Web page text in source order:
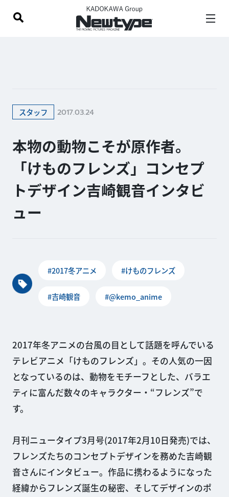
スタッフ 2017.03.24
本物の動物こそが原作者。
「けものフレンズ」コンセプ
トデザイン吉崎観音インタビ
ュー
#2017冬アニメ #けものフレンズ
#吉崎観音 #@kemo_anime
2017年冬アニメの台風の目として話題を呼んでいる
テレビアニメ「けものフレンズ」。その人気の一因
となっているのは、動物をモチーフとした、バラエ
ティに富んだ数々のキャラクター・“フレンズ”で
す。
月刊ニュータイプ3月号(2017年2月10日発売)では、
フレンズたちのコンセプトデザインを務めた吉崎観
音さんにインタビュー。作品に携わるようになった
経緯からフレンズ誕生の秘密、そしてデザインのポ